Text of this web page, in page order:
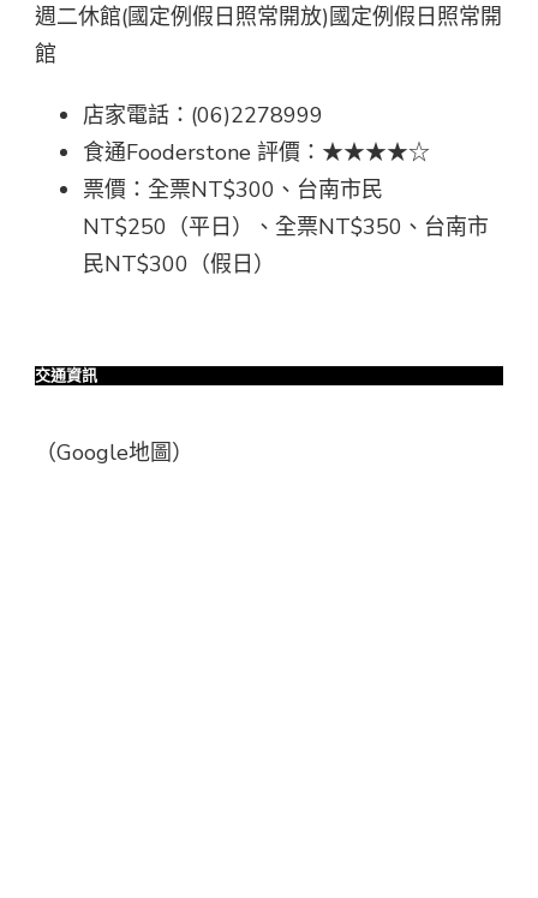
週二休館(國定例假日照常開放)國定例假日照常開
館
店家電話：(06)2278999
食通Fooderstone 評價：★★★★☆
票價：全票NT$300、台南市民
NT$250（平日）、全票NT$350、台南市
民NT$300（假日）
交通資訊
（Google地圖）